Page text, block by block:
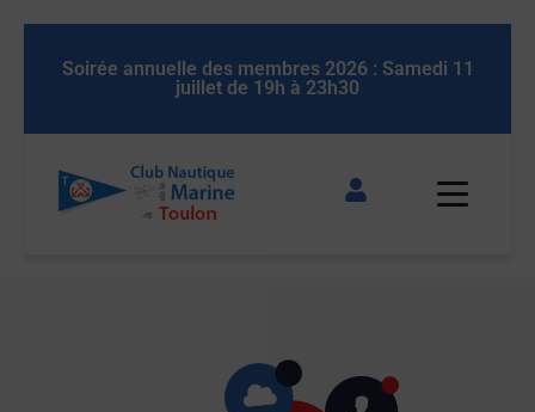
Soirée annuelle des membres 2026 : Samedi 11
juillet de 19h à 23h30